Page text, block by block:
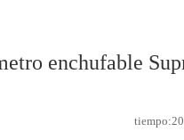
enchufable
tiempo: